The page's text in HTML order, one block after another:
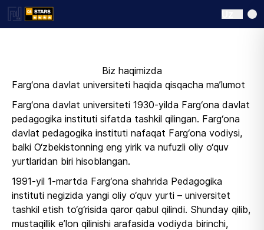
​Biz haqimizda
Farg‘ona davlat universiteti haqida qisqacha ma’lumot
Farg‘ona davlat universiteti 1930-yilda Farg‘ona davlat
pedagogika instituti sifatda tashkil qilingan. Farg‘ona
davlat pedagogika instituti nafaqat Farg‘ona vodiysi,
balki O‘zbekistonning eng yirik va nufuzli oliy o‘quv
yurtlaridan biri hisoblangan.
1991-yil 1-martda Farg‘ona shahrida Pedagogika
instituti negizida yangi oliy o‘quv yurti – universitet
tashkil etish to‘g‘risida qaror qabul qilindi. Shunday qilib,
mustaqillik e’lon qilinishi arafasida vodiyda birinchi,